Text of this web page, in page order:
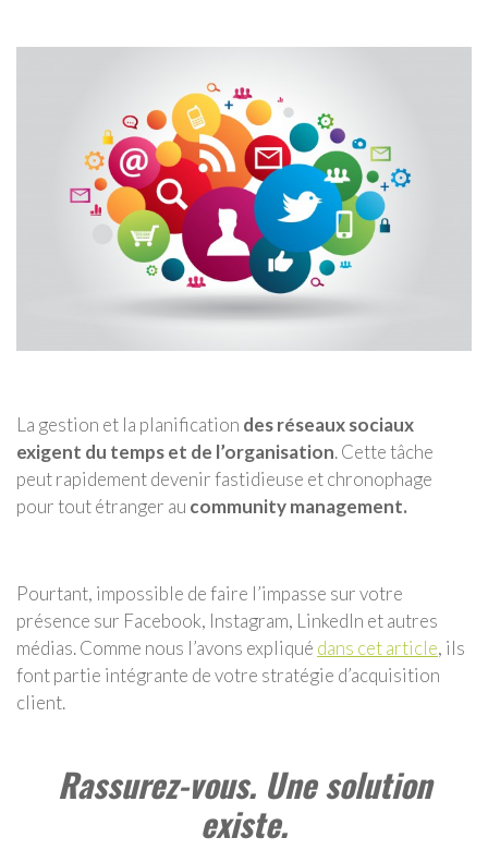
La gestion et la planification des réseaux sociaux
exigent du temps et de l’organisation. Cette tâche
peut rapidement devenir fastidieuse et chronophage
pour tout étranger au community management.
Pourtant, impossible de faire l’impasse sur votre
présence sur Facebook, Instagram, LinkedIn et autres
médias. Comme nous l’avons expliqué dans cet article, ils
font partie intégrante de votre stratégie d’acquisition
client.
Rassurez-vous. Une solution
existe.